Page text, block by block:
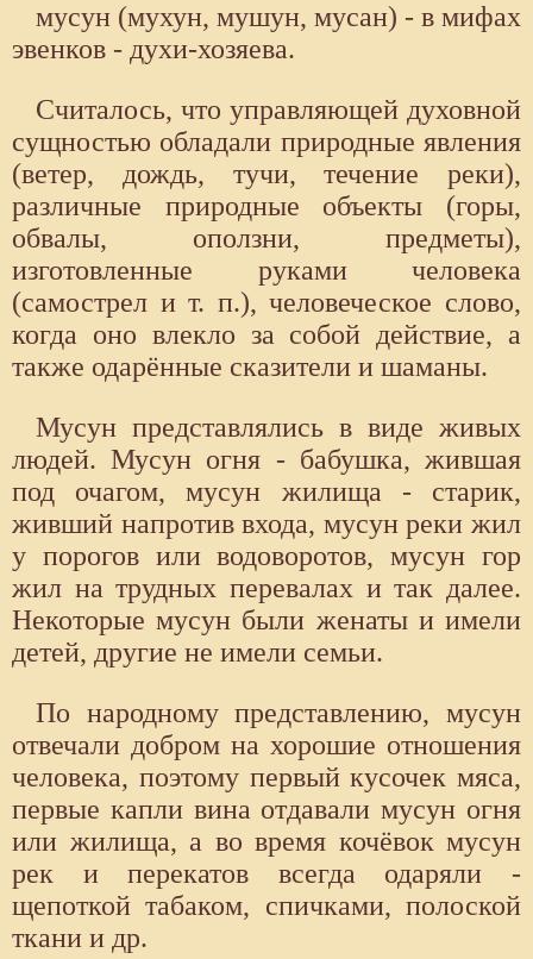
мусун (мухун, мушун, мусан) - в мифах
эвенков - духи-хозяева.
Считалось, что управляющей духовной
сущностью обладали природные явления
(ветер, дождь, тучи, течение реки),
различные природные объекты (горы,
обвалы, оползни, предметы),
изготовленные руками человека
(самострел и т. п.), человеческое слово,
когда оно влекло за собой действие, а
также одарённые сказители и шаманы.
Мусун представлялись в виде живых
людей. Мусун огня - бабушка, жившая
под очагом, мусун жилища - старик,
живший напротив входа, мусун реки жил
у порогов или водоворотов, мусун гор
жил на трудных перевалах и так далее.
Некоторые мусун были женаты и имели
детей, другие не имели семьи.
По народному представлению, мусун
отвечали добром на хорошие отношения
человека, поэтому первый кусочек мяса,
первые капли вина отдавали мусун огня
или жилища, а во время кочёвок мусун
рек и перекатов всегда одаряли -
щепоткой табаком, спичками, полоской
ткани и др.